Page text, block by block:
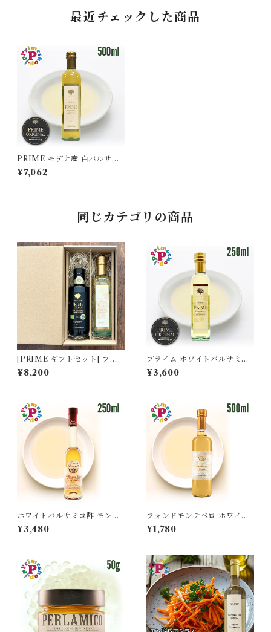
最近チェックした商品
PRIME モデナ産 白バルサミ
コ プライムホワイトバルサミ
コ酢 500ml フードアドベンチ
¥7,062
同じカテゴリの商品
[PRIME ギフトセット] プラ
イムオーリオ EXVオリーブオ
イル 250ml と プライム ホワ
¥8,200
プライム ホワイトバルサミコ
酢 250ml モデナ産 白バルサ
ミコ 高級 FOOD ADVENTU
¥3,600
ホワイトバルサミコ酢 モンテ
ベロ 3年 熟成 白バルサミコ酢
モデナ イタリア 樽熟成 フォン
¥3,480
フォンドモンテベロ ホワイト
バルサミコ酢 ベーシック モデ
ナ産 500ml FMWB FONDO
¥1,780